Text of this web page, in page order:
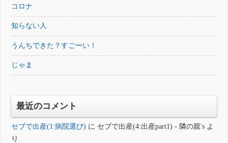
コロナ
知らない人
うんちできた？すごーい！
じゃま
最近のコメント
セブで出産(1:病院選び) に セブで出産(4:出産part1) - 隣の親's よ
り